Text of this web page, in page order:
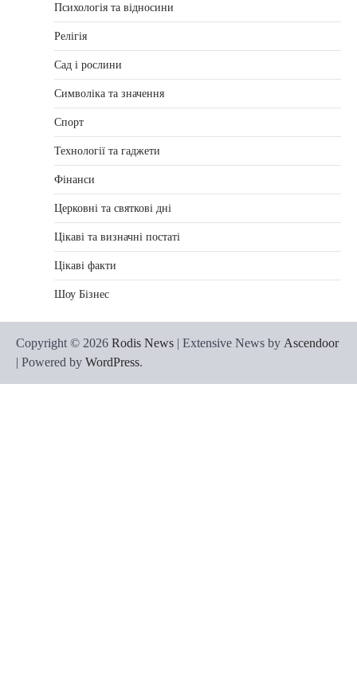
Психологія та відносини
Релігія
Сад і рослини
Символіка та значення
Спорт
Технології та гаджети
Фінанси
Церковні та святкові дні
Цікаві та визначні постаті
Цікаві факти
Шоу Бізнес
Copyright © 2026 Rodis News | Extensive News by Ascendoor
| Powered by WordPress.